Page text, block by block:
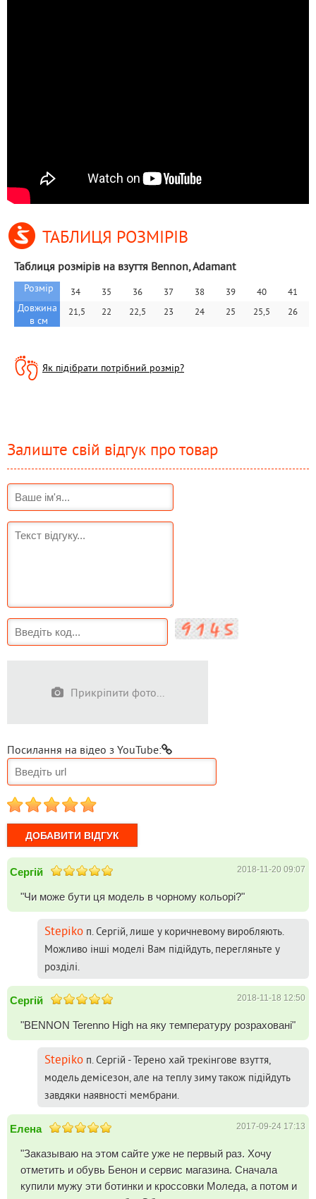
ТАБЛИЦЯ РОЗМІРІВ
Таблиця розмірів на взуття Bennon, Adamant
Розмір 34 35 36 37 38 39 40 41
Довжина
в см
21,5 22 22,5 23 24 25 25,5 26
Як підібрати потрібний розмір?
Залиште свій відгук про товар
Прикріпити фото...
Посилання на відео з YouTube:
1 2 3 4 5
Сергій 2018-11-20 09:07
"Чи може бути ця модель в чорному кольорі?"
Stepiko п. Сергій, лише у коричневому виробляють.
Можливо інші моделі Вам підійдуть, перегляньте у
розділі.
Сергій 2018-11-18 12:50
"BENNON Terenno High на яку температуру розраховані"
Stepiko п. Сергій - Терено хай трекінгове взуття,
модель демісезон, але на теплу зиму також підійдуть
завдяки наявності мембрани.
Елена 2017-09-24 17:13
"Заказываю на этом сайте уже не первый раз. Хочу
отметить и обувь Бенон и сервис магазина. Сначала
купили мужу эти ботинки и кроссовки Моледа, а потом и